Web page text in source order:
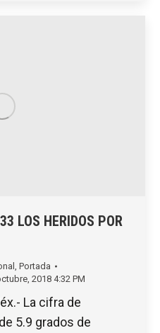
LOS HERIDOS POR
Portada
2018 4:32 PM
La cifra de
5.9 grados de